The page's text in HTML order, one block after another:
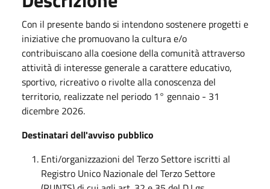
Con il presente bando si intendono sostenere progetti e
iniziative che promuovano la cultura e/o
contribuiscano alla coesione della comunità attraverso
attività di interesse generale a carattere educativo,
sportivo, ricreativo o rivolte alla conoscenza del
territorio, realizzate nel periodo 1° gennaio - 31
dicembre 2026.
Destinatari dell'avviso pubblico
Enti/organizzazioni del Terzo Settore iscritti al
Registro Unico Nazionale del Terzo Settore